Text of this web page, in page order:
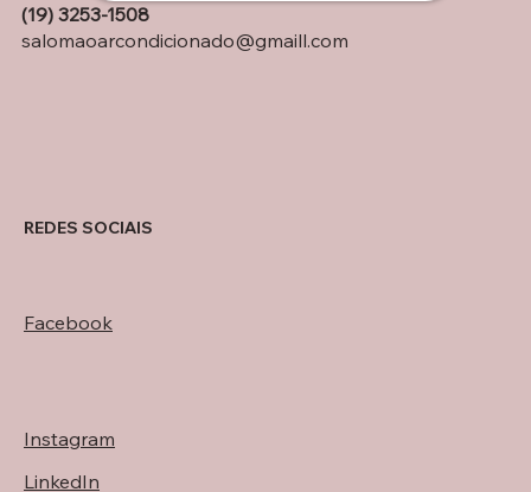
(19) 3253-1508
salomaoarcondicionado@gmaill.com
REDES SOCIAIS
Facebook
Instagram
LinkedIn